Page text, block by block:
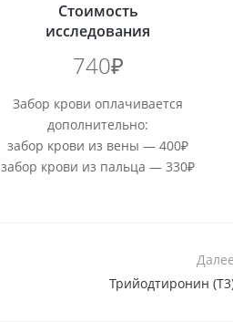
Стоимость
исследования
740₽
Забор крови оплачивается
дополнительно:
забор крови из вены — 400₽
забор крови из пальца — 330₽
Далее
Трийодтиронин